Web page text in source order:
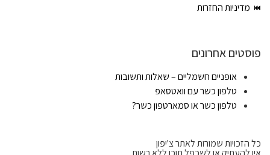
מדיניות החזרות
פוסטים אחרונים
אופניים חשמליים – שאלות ותשובות
טלפון כשר עם וואטסאפ
טלפון כשר או סמארטפון כשר?
כל הזכויות שמורות לאתר צ'יפון